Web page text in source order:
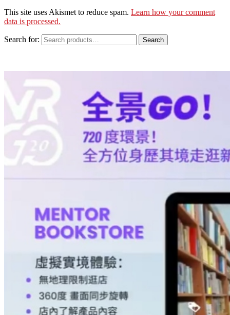
This site uses Akismet to reduce spam. Learn how your comment
data is processed.
Search for: Search